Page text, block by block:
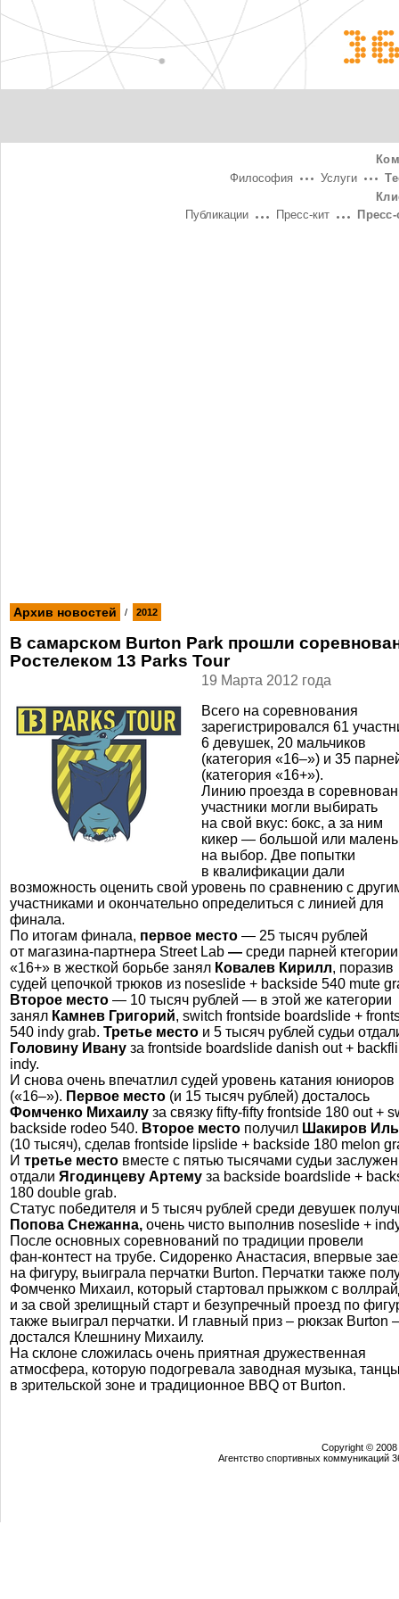
Услуги
Философия
Пресс-кит
Публикации
Архив новостей / 2012
В самарском Burton Park прошли
Ростелеком 13 Parks Tour
19 Марта 2012 года
Всего на соревнования
зарегистрировался 61
6 девушек, 20 мальчиков
(категория «16–») и 35
(категория «16+»).
Линию проезда в
участники могли выбирать
на свой вкус: бокс, а за ним
кикер — большой или
на выбор. Две попытки
в квалификации дали
возможность оценить свой уровень по сравнению с
участниками и окончательно определиться с линией для
финала.
По итогам финала, первое место ― 25 тысяч рублей
от магазина-партнера Street Lab ― среди парней ктегории
«16+» в жесткой борьбе занял Ковалев Кирилл, поразив
судей цепочкой трюков из noseslide + backside 540 mute
Второе место ― 10 тысяч рублей ― в этой же категории
занял Камнев Григорий, switch frontside boardslide +
540 indy grab. Третье место и 5 тысяч рублей судьи
Головину Ивану за frontside boardslide danish out +
indy.
И снова очень впечатлил судей уровень катания юниоров
(«16–»). Первое место (и 15 тысяч рублей) досталось
Фомченко Михаилу за связку fifty-fifty frontside 180 out +
backside rodeo 540. Второе место получил Шакиров
(10 тысяч), сделав frontside lipslide + backside 180 melon
И третье место вместе с пятью тысячами судьи
отдали Ягодинцеву Артему за backside boardslide +
180 double grab.
Статус победителя и 5 тысяч рублей среди девушек
Попова Снежанна, очень чисто выполнив noseslide +
После основных соревнований по традиции провели
фан-контест на трубе. Сидоренко Анастасия, впервые
на фигуру, выиграла перчатки Burton. Перчатки также
Фомченко Михаил, который стартовал прыжком с
и за свой зрелищный старт и безупречный проезд по
также выиграл перчатки. И главный приз – рюкзак Burton –
достался Клешнину Михаилу.
На склоне сложилась очень приятная дружественная
атмосфера, которую подогревала заводная музыка,
в зрительской зоне и традиционное BBQ от Burton.
Copyright © 2008
Агентство спортивных коммуникаций